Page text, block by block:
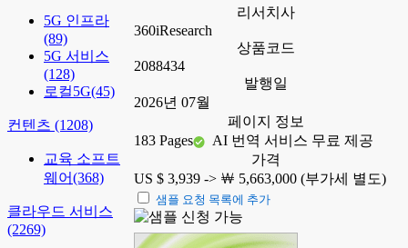
5G 인프라
(89)
5G 서비스
(128)
로컬5G(45)
컨텐츠 (1208)
교육 소프트
웨어(368)
클라우드 서비스
(2269)
리서치사
360iResearch
상품코드
2088434
발행일
2026년 07월
페이지 정보
183 Pages
AI 번역 서비스 무료 제공
가격
US $ 3,939 -> ￦ 5,663,000 (부가세 별도)
샘플 요청 목록에 추가